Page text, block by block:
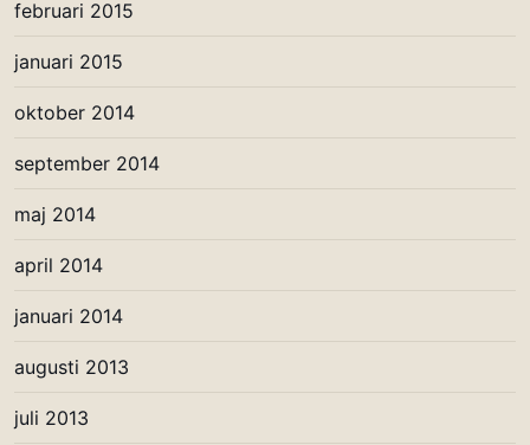
februari 2015
januari 2015
oktober 2014
september 2014
maj 2014
april 2014
januari 2014
augusti 2013
juli 2013